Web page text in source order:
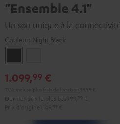
"Ensemble 4.1"
Un son unique à la
Couleur: Night Black
Black
1.099,99 €